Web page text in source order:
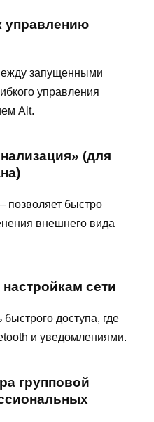
управлению
запущенными
управления
Alt.
(для
быстро
внешнего вида
сети
доступа, где
и уведомлениями.
групповой